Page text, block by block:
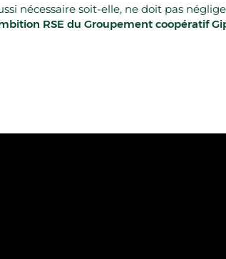
nécessaire soit-elle, ne doit pas
RSE du Groupement coopératif